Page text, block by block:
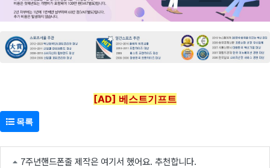
[AD] 베스트기프트
목록
7주년핸드폰줄 제작은 여기서 했어요. 추천합니다.